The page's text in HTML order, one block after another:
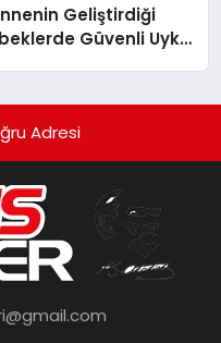
Geliştirdiği
Güvenli Uyku
Adresi